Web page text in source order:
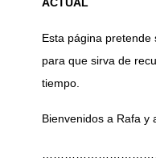
Esta página pretende
para que sirva de
tiempo.
Bienvenidos a Rafa y